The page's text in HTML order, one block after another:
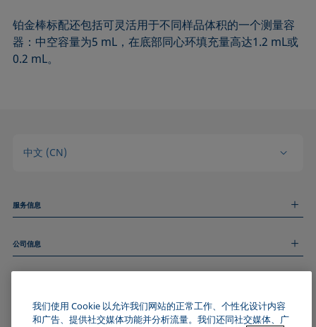
铂金棒标配还包括可灵活用于不同样品体积的一个测量容
器：中空容量为5 mL，在底部同心环填充量高达1.2 mL或
0.2 mL。
中文 (CN)
服务信息
技术服务
和我们取得联系
公司信息
关于我们
加入KRÜSS社区
我们使用 Cookie 以允许我们网站的正常工作、个性化设计内容
和广告、提供社交媒体功能并分析流量。我们还同社交媒体、广